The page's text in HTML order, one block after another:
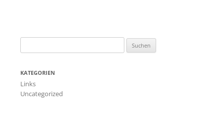
nach:
KATEGORIEN
Links
Uncategorized